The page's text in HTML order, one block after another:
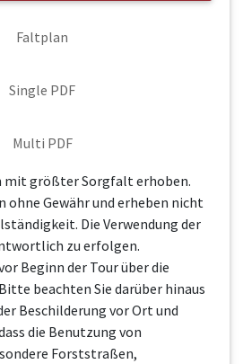
Faltplan
Single PDF
Multi PDF
mit größter Sorgfalt erhoben.
ohne Gewähr und erheben nicht
Die Verwendung der
zu erfolgen.
Beginn der Tour über die
beachten Sie darüber hinaus
Beschilderung vor Ort und
die Benutzung von
Forststraßen,